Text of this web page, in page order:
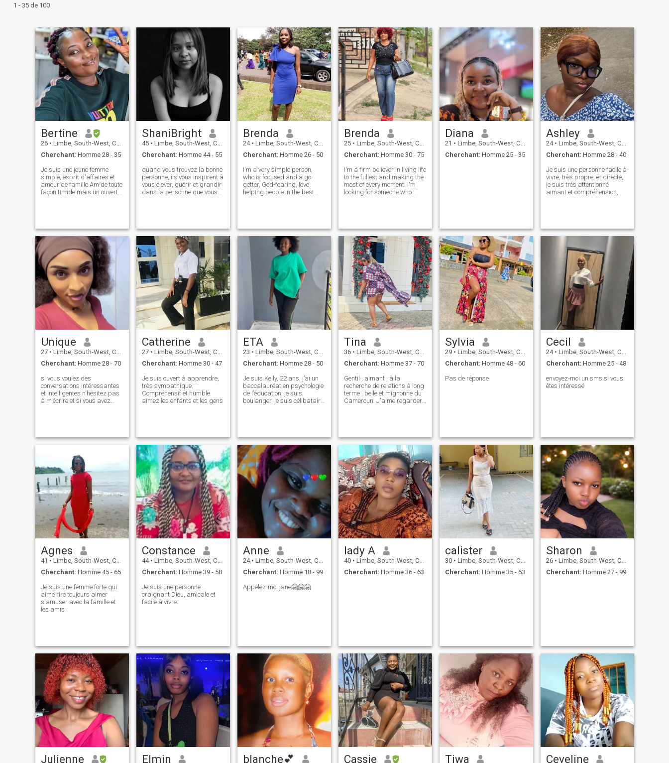
1 - 35 de 100
Bertine
26 • Limbe, South-West, Cameroun
Cherchant: Homme 28 - 35
Je suis une jeune femme
simple, esprit d'affaires et
amour de famille.Am de toute
façon timide mais un ouvert,
que ce n'est pas assez
approprié. Mais si u se
soucie de savoir plus,
n'hésitez pas à laisser
tomber un message.
ShaniBright
45 • Limbe, South-West, Cameroun
Cherchant: Homme 44 - 55
quand vous trouvez la bonne
personne, ils vous inspirent à
vous élever, guérir et grandir
dans la personne que vous
que vous aimez tous les
deux. Je suis tout au sujet de
la communication, l'honnêteté
amitié et respectueux.je suis
aussi aimant et romantique.
Je suis réel et aussi loyal. Je
vais vivre le reste pour vous
demander cos je suis juste
un jet de pierre loin de
you.you sont les bienvenus
pour arrêter par pour dire
bonjour. Soyez assuré que je
serai honoré de répondre.😘
😘😘
Brenda
24 • Limbe, South-West, Cameroun
Cherchant: Homme 26 - 50
I'm a very simple person,
who is focused and a go
getter, God-fearing, love
helping people in the best
learning new dishes. Seeking
a God-fearing, h
Brenda
25 • Limbe, South-West, Cameroun
Cherchant: Homme 30 - 75
I'm a firm believer in living life
to the fullest and making the
most of every moment. I'm
looking for someone who
self. If you're up for an adve
Diana
21 • Limbe, South-West, Cameroun
Cherchant: Homme 25 - 35
Ashley
24 • Limbe, South-West, Cameroun
Cherchant: Homme 28 - 40
Je suis une personne facile à
vivre, très propre, et directe,
je suis très attentionné
aimant et compréhension,
Unique
27 • Limbe, South-West, Cameroun
Cherchant: Homme 28 - 70
si vous voulez des
conversations intéressantes
et intelligentes n'hésitez pas
à m'écrire et si vous avez
Catherine
27 • Limbe, South-West, Cameroun
Cherchant: Homme 30 - 47
Je suis ouvert à apprendre,
très sympathique.
Compréhensif et humble.
aimez les enfants et les gens
ETA
23 • Limbe, South-West, Cameroun
Cherchant: Homme 28 - 50
Je suis Kelly, 22 ans, j’ai un
baccalauréat en psychologie
de l’éducation, je suis
boulanger, je suis célibataire
Tina
36 • Limbe, South-West, Cameroun
Cherchant: Homme 37 - 70
Gentil , aimant , à la
recherche de relations à long
terme , belle et mignonne du
Cameroun. J'aime regarder
Sylvia
29 • Limbe, South-West, Cameroun
Cherchant: Homme 48 - 60
Pas de réponse
Cecil
24 • Limbe, South-West, Cameroun
Cherchant: Homme 25 - 48
envoyez-moi un sms si vous
êtes intéressé
Agnes
41 • Limbe, South-West, Cameroun
Cherchant: Homme 45 - 65
Je suis une femme forte qui
aime rire toujours aimer
s'amuser avec la famille et
les amis
Constance
44 • Limbe, South-West, Cameroun
Cherchant: Homme 39 - 58
Je suis une personne
craignant Dieu, amicale et
facile à vivre.
Anne
24 • Limbe, South-West, Cameroun
Cherchant: Homme 18 - 99
Appelez-moi jane🤗🤗🤗
lady A
40 • Limbe, South-West, Cameroun
Cherchant: Homme 36 - 63
calister
30 • Limbe, South-West, Cameroun
Cherchant: Homme 35 - 63
Sharon
26 • Limbe, South-West, Cameroun
Cherchant: Homme 27 - 99
Julienne Elmin blanche💕 Cassie Tiwa Ceveline